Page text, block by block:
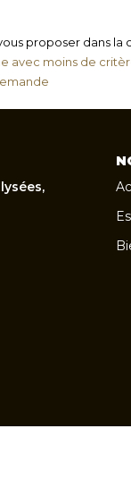
proposer dans
avec moins de